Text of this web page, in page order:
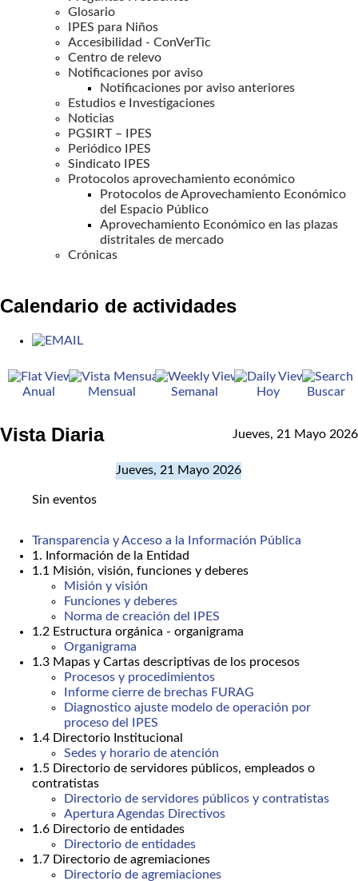
Glosario
IPES para Niños
Accesibilidad - ConVerTic
Centro de relevo
Notificaciones por aviso
Notificaciones por aviso anteriores
Estudios e Investigaciones
Noticias
PGSIRT – IPES
Periódico IPES
Sindicato IPES
Protocolos aprovechamiento económico
Protocolos de Aprovechamiento Económico
del Espacio Público
Aprovechamiento Económico en las plazas
distritales de mercado
Crónicas
Calendario de actividades
Anual Mensual Semanal Hoy Buscar
Vista Diaria Jueves, 21 Mayo 2026
Jueves, 21 Mayo 2026
Sin eventos
Transparencia y Acceso a la Información Pública
1. Información de la Entidad
1.1 Misión, visión, funciones y deberes
Misión y visión
Funciones y deberes
Norma de creación del IPES
1.2 Estructura orgánica - organigrama
Organigrama
1.3 Mapas y Cartas descriptivas de los procesos
Procesos y procedimientos
Informe cierre de brechas FURAG
Diagnostico ajuste modelo de operación por
proceso del IPES
1.4 Directorio Institucional
Sedes y horario de atención
1.5 Directorio de servidores públicos, empleados o
contratistas
Directorio de servidores públicos y contratistas
Apertura Agendas Directivos
1.6 Directorio de entidades
Directorio de entidades
1.7 Directorio de agremiaciones
Directorio de agremiaciones